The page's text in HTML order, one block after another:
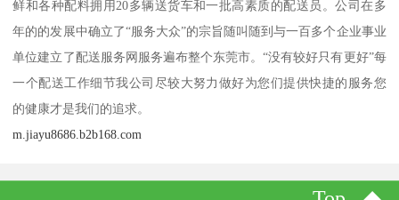
鲜和各种配料拥用20多辆送货车和一批高素质的配送员。公司在多
年的的发展中确立了“服务大众”的宗旨随叫随到与一百多个企业事业
单位建立了配送服务网服务遍布整个东莞市。“没有较好只有更好”每
一个配送工作细节我公司尽较大努力做好为您们提供快捷的服务您
的健康才是我们的追求。
m.jiayu8686.b2b168.com